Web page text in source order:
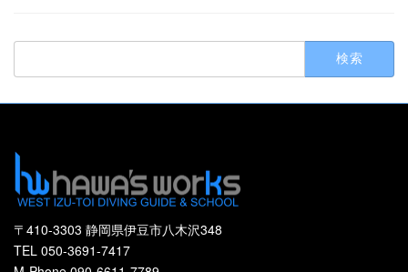
検
〒410-3303 静岡県伊豆市八木沢348
TEL 050-3691-7417